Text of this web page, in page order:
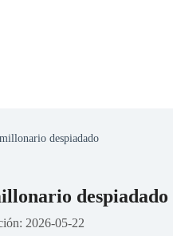
despiadado
despiadado
2026-05-22